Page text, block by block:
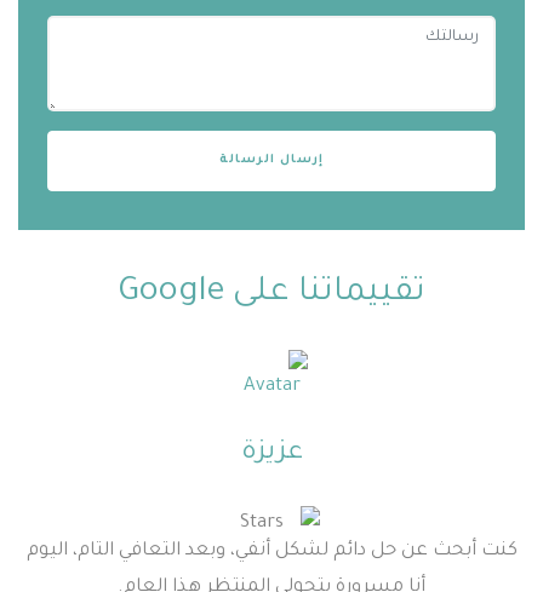
تقييماتنا على Google
عزيزة
كنت أبحث عن حل دائم لشكل أنفي، وبعد التعافي التام، اليوم
أنا مسرورة بتحولي المنتظر هذا العام.